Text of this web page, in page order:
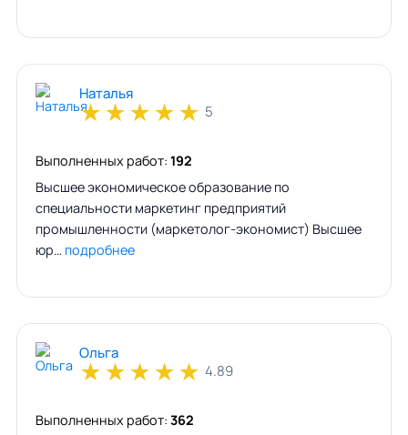
Наталья
★★★★★ 5
Выполненных работ: 192
Высшее экономическое образование по
специальности маркетинг предприятий
промышленности (маркетолог-экономист) Высшее
юр… подробнее
Ольга
★★★★★ 4.89
Выполненных работ: 362